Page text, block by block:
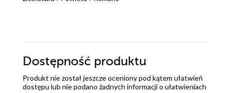
Dostępność produktu
Produkt nie został jeszcze oceniony pod kątem ułatwień
dostępu lub nie podano żadnych informacji o ułatwieniach